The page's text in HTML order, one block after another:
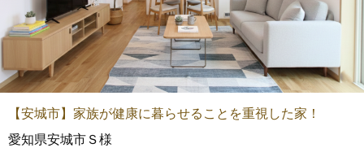
【安城市】家族が健康に暮らせることを重視した家！
愛知県安城市Ｓ様